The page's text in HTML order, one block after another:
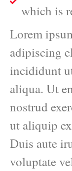
which is
Lorem
adipiscing
incididunt
aliqua. Ut
nostrud
ut aliquip
Duis aute
voluptate